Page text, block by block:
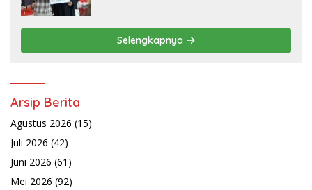
Selengkapnya
Arsip Berita
Agustus 2026 (15)
Juli 2026 (42)
Juni 2026 (61)
Mei 2026 (92)